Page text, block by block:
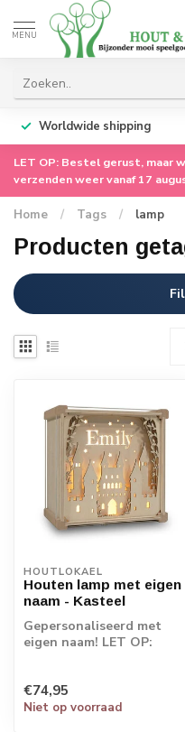
MENU
Worldwide shipping
LET OP: Bestel gerust, maar
verzenden weer vanaf 17
Home / Tags / lamp
Producten
HOUTLOKAEL
Houten lamp met eigen
naam - Kasteel
Gepersonaliseerd met
eigen naam! LET OP:
€74,95
Niet op voorraad